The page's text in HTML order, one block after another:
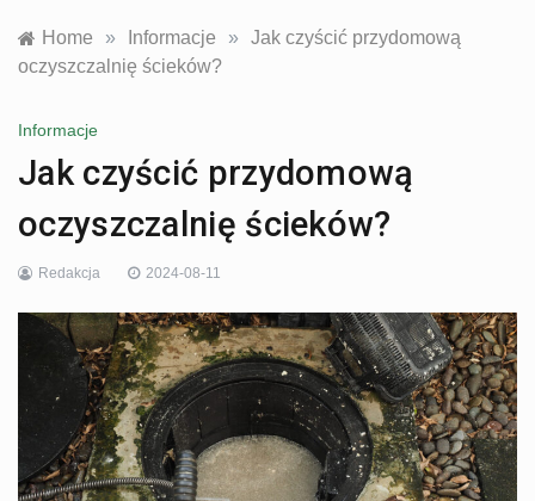
Home » Informacje » Jak czyścić przydomową
oczyszczalnię ścieków?
Informacje
Jak czyścić przydomową
oczyszczalnię ścieków?
Redakcja 2024-08-11